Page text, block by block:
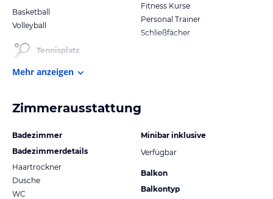
Basketball
Volleyball
Tennisplatz
Fitness Kurse
Personal Trainer
Schließfächer
Mehr anzeigen
Zimmerausstattung
Badezimmer
Badezimmerdetails
Haartrockner
Dusche
WC
Minibar inklusive
Verfügbar
Balkon
Balkontyp